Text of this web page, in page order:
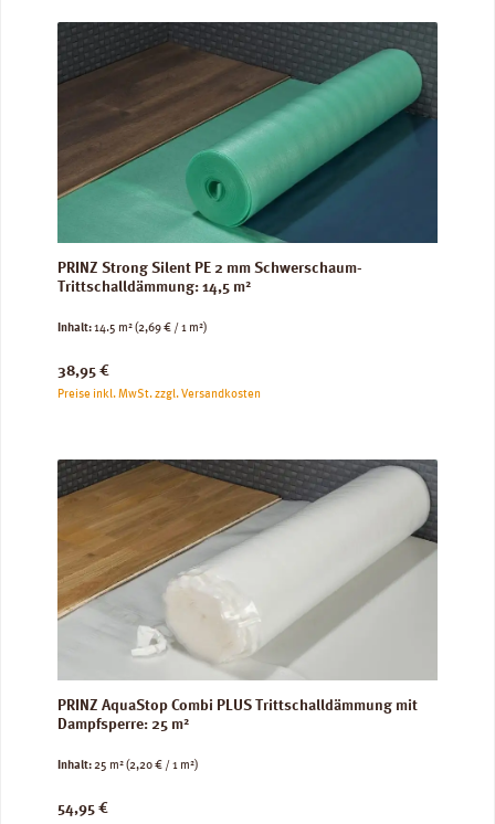
PRINZ Strong Silent PE 2 mm Schwerschaum-
Trittschalldämmung: 14,5 m²
Inhalt:14.5 m²(2,69 € / 1 m²)
Regulärer Preis:
38,95 €
Preise inkl. MwSt. zzgl. Versandkosten
PRINZ AquaStop Combi PLUS Trittschalldämmung mit
Dampfsperre: 25 m²
Inhalt:25 m²(2,20 € / 1 m²)
Regulärer Preis:
54,95 €